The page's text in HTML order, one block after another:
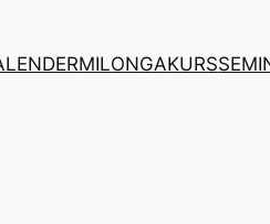
MILONGAKURS